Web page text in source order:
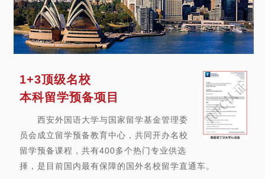
1+3顶级名校
本科留学预备项目
西安外国语大学与国家留学基金管理委
员会成立留学预备教育中心，共同开办名校
留学预备课程，共有400多个热门专业供选
择，是目前国内最有保障的国外名校留学直通车。